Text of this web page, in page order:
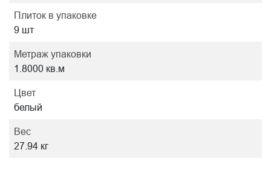
Плиток в упаковке
9 шт
Метраж упаковки
1.8000 кв.м
Цвет
белый
Вес
27.94 кг